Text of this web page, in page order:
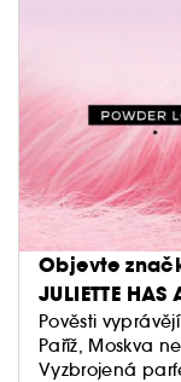
Objevte
JULIETTE HAS
Pověsti
Paříž, Moskva
Vyzbrojená